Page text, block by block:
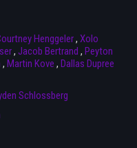
Henggeler, Xolo
, Jacob Bertrand , Peyton
, Martin Kove , Dallas Dupree
Schlossberg